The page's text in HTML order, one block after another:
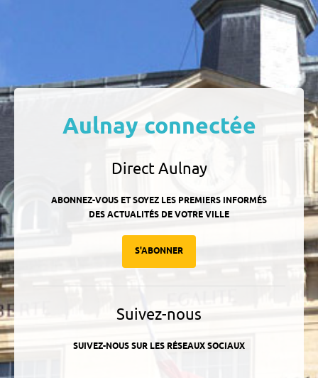
Aulnay connectée
Direct Aulnay
ABONNEZ-VOUS ET SOYEZ LES PREMIERS INFORMÉS
DES ACTUALITÉS DE VOTRE VILLE
S'ABONNER
Suivez-nous
SUIVEZ-NOUS SUR LES RÉSEAUX SOCIAUX